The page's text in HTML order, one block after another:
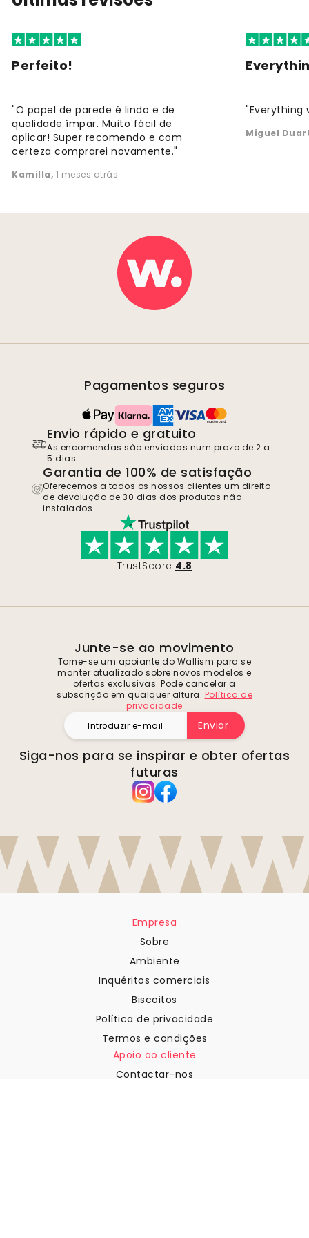
Perfeito!
"O papel de parede é lindo e de
qualidade ímpar. Muito fácil de
aplicar! Super recomendo e com
certeza comprarei novamente."
Kamilla, 1 meses atrás
"Everything
Miguel
Pagamentos seguros
Envio rápido e gratuito
As encomendas são enviadas num prazo de 2 a
5 dias.
Garantia de 100% de satisfação
Oferecemos a todos os nossos clientes um direito
de devolução de 30 dias dos produtos não
instalados.
TrustScore 4.8
Junte-se ao movimento
Torne-se um apoiante do Wallism para se
manter atualizado sobre novos modelos e
ofertas exclusivas. Pode cancelar a
subscrição em qualquer altura. Política de
privacidade
Enviar
Siga-nos para se inspirar e obter ofertas
futuras
Empresa
Sobre
Ambiente
Inquéritos comerciais
Biscoitos
Política de privacidade
Termos e condições
Apoio ao cliente
Contactar-nos